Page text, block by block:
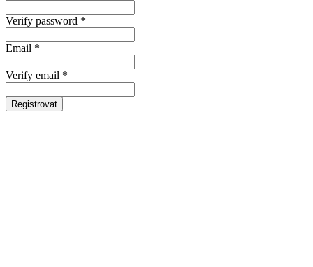
Verify password *
Email *
Verify email *
Registrovat